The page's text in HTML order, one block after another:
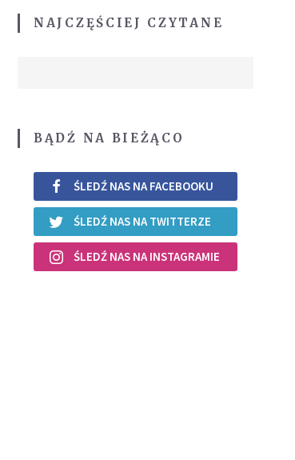
NAJCZĘŚCIEJ CZYTANE
BĄDŹ NA BIEŻĄCO
ŚLEDŹ NAS NA FACEBOOKU
ŚLEDŹ NAS NA TWITTERZE
ŚLEDŹ NAS NA INSTAGRAMIE